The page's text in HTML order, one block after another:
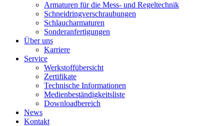
Armaturen für die Mess- und Regeltechnik
Schneidringverschraubungen
Schlaucharmaturen
Sonderanfertigungen
Über uns
Karriere
Service
Werkstoffübersicht
Zertifikate
Technische Informationen
Medienbeständigkeitsliste
Downloadbereich
News
Kontakt